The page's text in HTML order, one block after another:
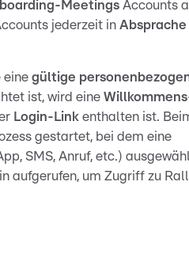
Meetings Accounts
jederzeit in
eine gültige
ist, wird eine
Login-Link enthalten ist.
gestartet, bei dem eine
SMS, Anruf, etc.)
aufgerufen, um Zugriff zu